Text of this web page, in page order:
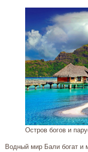
Остров богов и
Водный мир Бали богат и